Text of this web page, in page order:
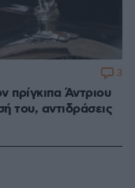
πρίγκιπα Άντριου
του, αντιδράσεις
3